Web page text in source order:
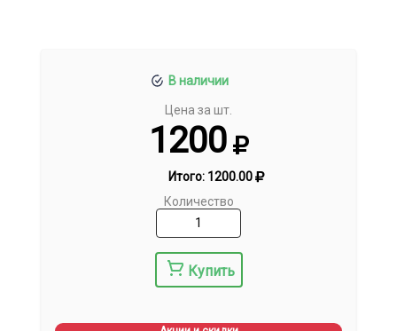
В наличии
Цена за шт.
1200
Итого: 1200.00
Количество
Купить